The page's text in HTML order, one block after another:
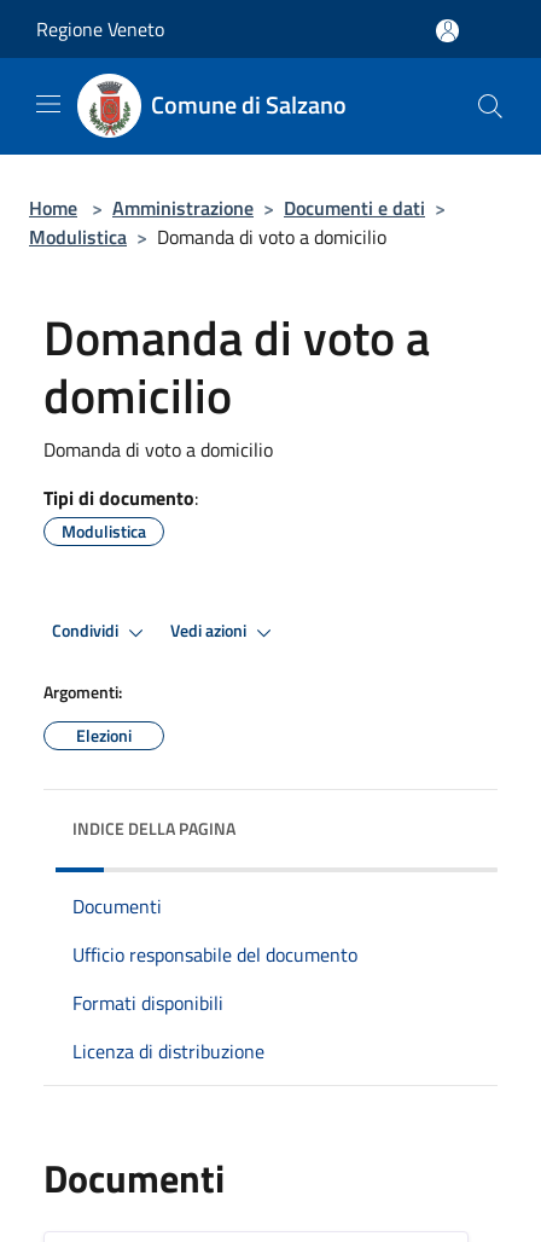
Regione Veneto
Comune di Salzano
Home > Amministrazione > Documenti e dati >
Modulistica > Domanda di voto a domicilio
Domanda di voto a
domicilio
Domanda di voto a domicilio
Tipi di documento:
Modulistica
Condividi Vedi azioni
Argomenti:
Elezioni
INDICE DELLA PAGINA
Documenti
Ufficio responsabile del documento
Formati disponibili
Licenza di distribuzione
Documenti